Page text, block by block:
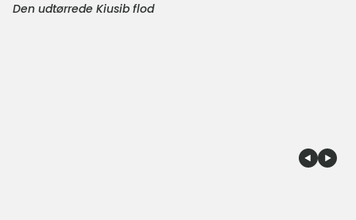
Den udtørrede Kiusib flod